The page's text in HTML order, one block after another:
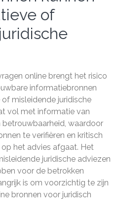
of
online brengt het risico
informatiebronnen
misleidende juridische
vol met informatie van
waardoor
te verifiëren en kritisch
het advies afgaat. Het
juridische adviezen
voor de betrokken
is om voorzichtig te zijn
bronnen voor juridisch